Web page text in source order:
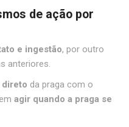
de ação por
e ingestão, por outro
anteriores.
direto da praga com o
agir quando a praga se